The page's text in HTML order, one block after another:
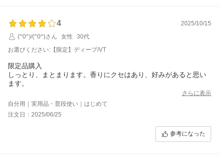
4
2025/10/15
(^0^)/(^0^)さん
女性
30代
お選びください:【限定】ディープ/VT
限定品購入
しっとり、まとまります。香りにクセはあり、好みがあると思い
ます。
さらに表示
自分用｜実用品・普段使い｜はじめて
注文日：2025/06/25
参考になった